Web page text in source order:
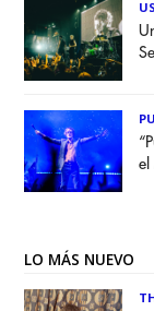
el
LO MÁS NUEVO